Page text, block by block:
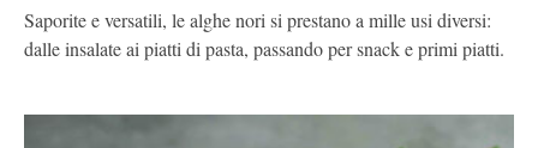
Saporite e versatili, le alghe nori si prestano a mille usi diversi:
dalle insalate ai piatti di pasta, passando per snack e primi piatti.